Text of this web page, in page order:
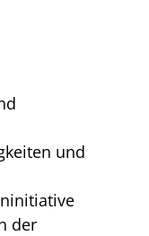
und
der